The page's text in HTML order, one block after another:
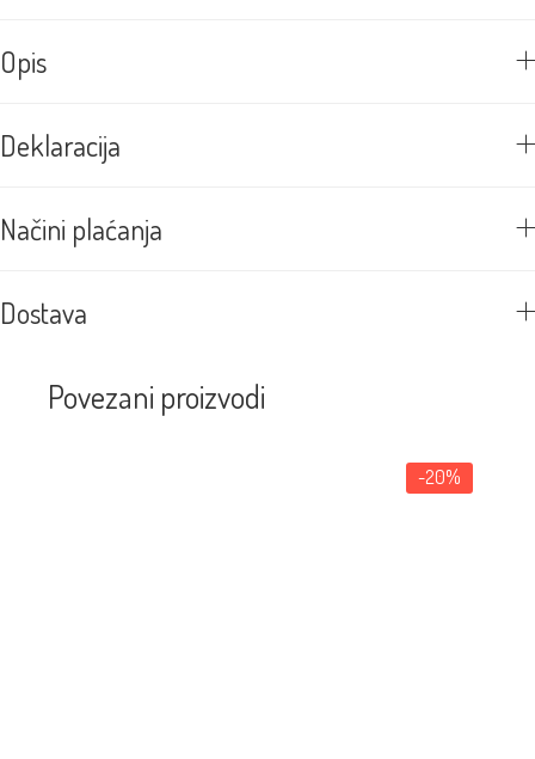
Opis
Deklaracija
Načini plaćanja
Dostava
Povezani proizvodi
-20%